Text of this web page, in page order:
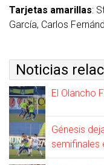
Tarjetas amarillas:
García, Carlos
Noticias
El Olancho
Génesis
semifinales